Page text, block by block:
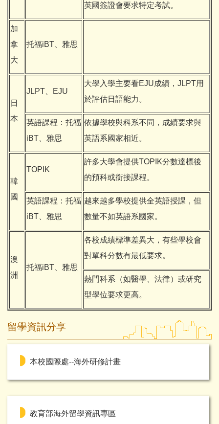
英國簽證會要求特定考試。
加
拿
大
托福iBT、雅思
日
本
JLPT、EJU
大學入學主要看EJU成績，JLPT用
於評估日語能力。
英語課程：托福
iBT、雅思
依據學校與科系不同，成績要求與
英語系國家相近。
韓
國
TOPIK
許多大學會提供TOPIK分數達標後
的預科或銜接課程。
英語課程：托福
iBT、雅思
越來越多學校提供全英語授課，但
數量不如英語系國家。
澳
洲
托福iBT、雅思
各校成績標準差異大，有些學校會
對單科分數有最低要求。
熱門科系（如醫學、法律）或研究
型學位要求更高。
留學資訊分享
本校國際處--海外研修計畫
教育部海外留學資訊專區